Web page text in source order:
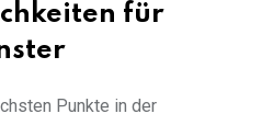
für
Punkte in der